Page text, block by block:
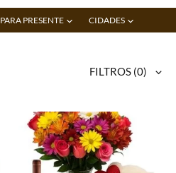
PRESENTE CIDADES
FILTROS (0)